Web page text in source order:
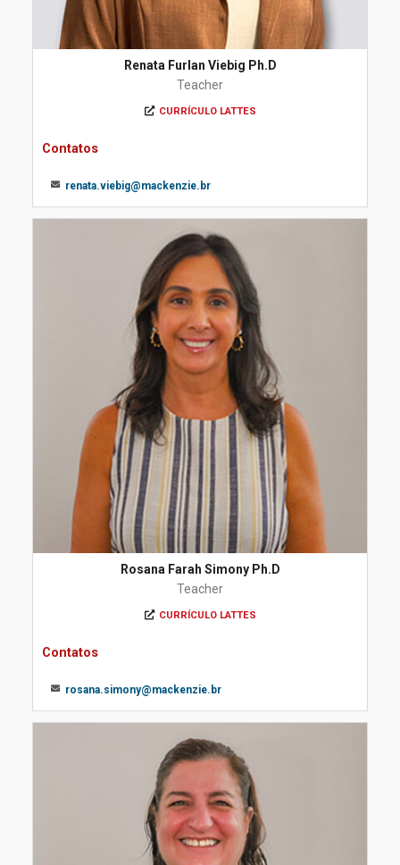
Renata Furlan Viebig Ph.D
Teacher
CURRÍCULO LATTES
Contatos
renata.viebig@mackenzie.br
Rosana Farah Simony Ph.D
Teacher
CURRÍCULO LATTES
Contatos
rosana.simony@mackenzie.br